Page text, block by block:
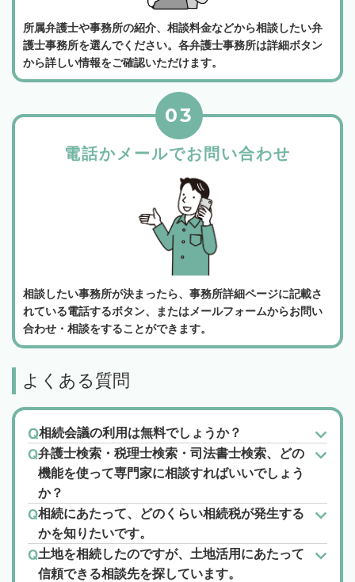
所属弁護士や事務所の紹介、相談料金などから相談したい弁
護士事務所を選んでください。各弁護士事務所は詳細ボタン
から詳しい情報をご確認いただけます。
電話かメールでお問い合わせ
03
相談したい事務所が決まったら、事務所詳細ページに記載さ
れている電話するボタン、またはメールフォームからお問い
合わせ・相談をすることができます。
よくある質問
相続会議の利用は無料でしょうか？
弁護士検索・税理士検索・司法書士検索、どの
機能を使って専門家に相談すればいいでしょう
か？
相続にあたって、どのくらい相続税が発生する
かを知りたいです。
土地を相続したのですが、土地活用にあたって
信頼できる相談先を探しています。